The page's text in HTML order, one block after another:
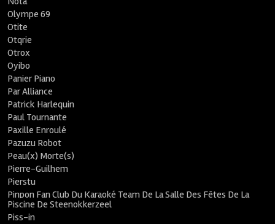
Olympe 69
Otite
Otqrie
Otrox
Oyibo
Panier Piano
Par Alliance
Patrick Harlequin
Paul Tournante
Paxille Enroulé
Pazuzu Robot
Peau(x) Morte(s)
Pierre-Guilhem
Pierstu
Pinpon Fan Club Du Karaoké Team De La Salle Des Fêtes De La
Piscine De Steenokkerzeel
Piss-in